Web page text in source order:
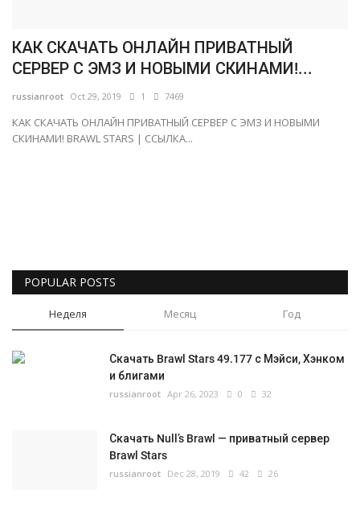
КАК СКАЧАТЬ ОНЛАЙН ПРИВАТНЫЙ
СЕРВЕР С ЭМЗ И НОВЫМИ СКИНАМИ!...
russianroot Oct 29, 2019 1 7469
КАК СКАЧАТЬ ОНЛАЙН ПРИВАТНЫЙ СЕРВЕР С ЭМЗ И НОВЫМИ
СКИНАМИ! BRAWL STARS | ССЫЛКА...
POPULAR POSTS
Неделя Месяц Год
Скачать Brawl Stars 49.177 с Мэйси, Хэнком
и блигами
russianroot Apr 26, 2023 0 32
Скачать Null’s Brawl — приватный сервер
Brawl Stars
russianroot Dec 28, 2019 42 26